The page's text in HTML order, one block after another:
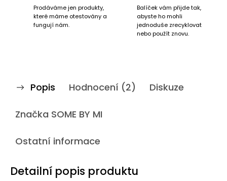
Prodáváme jen produkty,
které máme otestovány a
fungují nám.
Balíček vám přijde tak,
abyste ho mohli
jednoduše zrecyklovat
nebo použít znovu.
Popis Hodnocení (2) Diskuze
Značka SOME BY MI
Ostatní informace
Detailní popis produktu